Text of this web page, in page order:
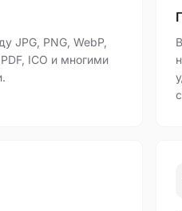
JPG, PNG, WebP,
PDF, ICO и многими